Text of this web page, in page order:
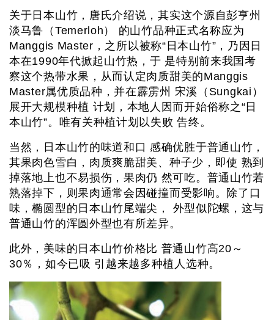
关于日本山竹，唐氏介绍说，其实这个源自彭亨州
淡马鲁（Temerloh） 的山竹品种正式名称应为
Manggis Master，之所以被称“日本山竹”，乃因日
本在1990年代掀起山竹热，于 是特别前来我国考
察这个热带水果，从而认定肉质甜美的Manggis
Master属优质品种，并在霹雳州 宋溪（Sungkai）
展开大规模种植 计划，本地人因而开始俗称之“日
本山竹”。唯有关种植计划以失败 告终。
当然，日本山竹的味道和口 感确优胜于普通山竹，
其果肉色雪白，肉质爽脆甜美、种子少，即使 熟到
掉落地上也不易损伤，果肉仍 然可吃。普通山竹若
熟落掉下，则果肉通常会因碰撞而受影响。除了口
味，椭圆型的日本山竹尾端尖， 外型似陀螺，这与
普通山竹的浑圆外型也有所差异。
此外，美味的日本山竹价格比 普通山竹高20～
30％，如今已吸 引越来越多种植人选种。